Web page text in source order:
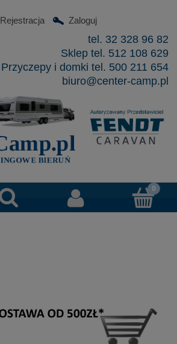
Rejestracja Zaloguj
tel. 32 328 96 82
Sklep tel. 512 108 629
Przyczepy i domki tel. 500 211 654
biuro@center-camp.pl